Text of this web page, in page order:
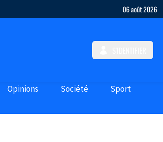
06 août 2026
Opinions Société Sport